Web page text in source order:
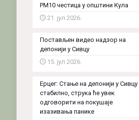
PM10 честица у општини Кула
21. јул 2026.
Постављен видео надзор на
депонији у Сивцу
15. јул 2026.
Ерцег: Стање на депонији у Сивцу
стабилно, струка ће увек
одговорити на покушаје
изазивања панике